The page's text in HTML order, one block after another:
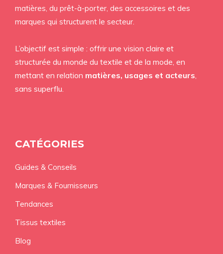
matières, du prêt-à-porter, des accessoires et des
marques qui structurent le secteur.
L’objectif est simple : offrir une vision claire et
structurée du monde du textile et de la mode, en
mettant en relation matières, usages et acteurs,
sans superflu.
CATÉGORIES
Guides & Conseils
Marques & Fournisseurs
Tendances
Tissus textiles
Blog